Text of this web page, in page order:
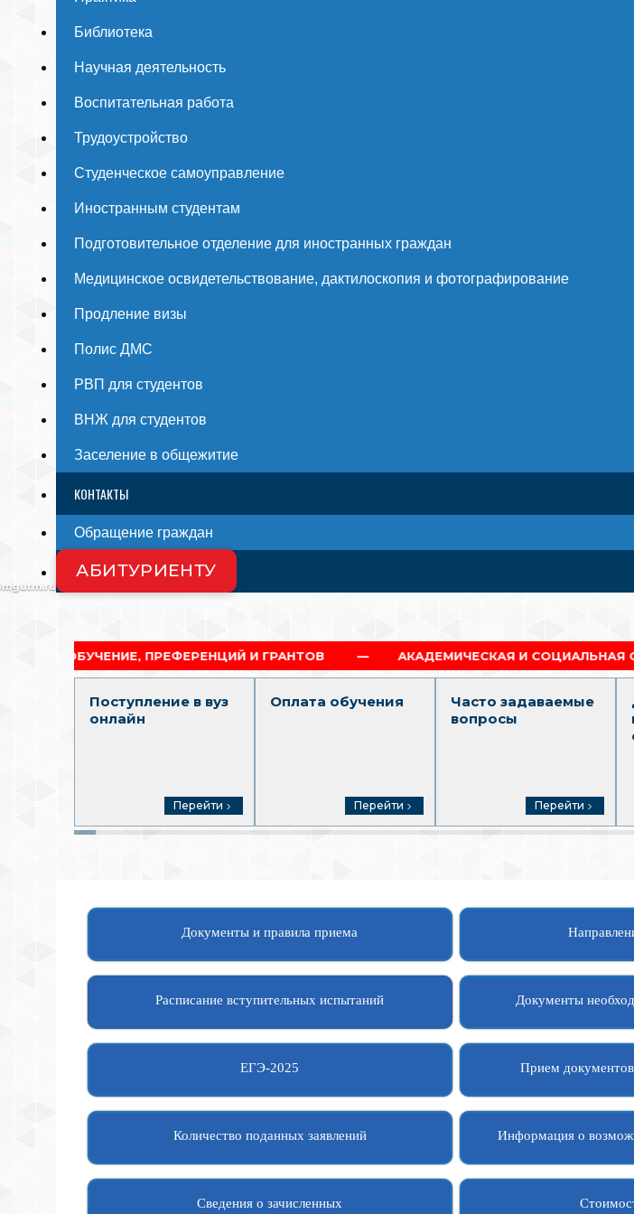
Библиотека
Научная деятельность
Воспитательная работа
Трудоустройство
Студенческое самоуправление
Иностранным студентам
Подготовительное отделение для иностранных граждан
Медицинское освидетельствование, дактилоскопия и фотографирование
Продление визы
Полис ДМС
РВП для студентов
ВНЖ для студентов
Заселение в общежитие
КОНТАКТЫ
Обращение граждан
СМИ О НАС
АБИТУРИЕНТУ
ПРЕФЕРЕНЦИЙ И ГРАНТОВ АКАДЕМИЧЕСКАЯ И СОЦИАЛЬНАЯ СТИПЕНДИЯ
Поступление в вуз
онлайн
Перейти
Оплата обучения
Перейти
Часто задаваемые
вопросы
Перейти
Документы и правила приема
Расписание вступительных испытаний Документы
ЕГЭ-2025 Прием
Количество поданных заявлений Информация о
Сведения о зачисленных